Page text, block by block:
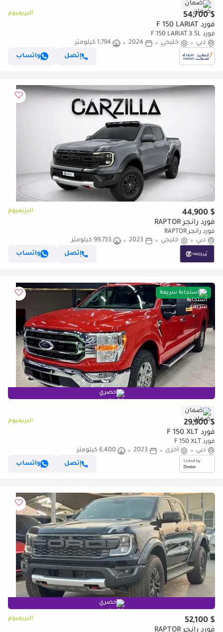
ضمان
$ 54,700 البريميوم
فورد F 150 LARIAT
فورد F 150 LARIAT 3.5L
دبي
خليجي 2024
1,794 كيلومتر
إتصل
واتساب
$ 44,900 البريميوم
فورد رانجر RAPTOR
فورد رانجر RAPTOR
دبي
خليجي 2023
99,733 كيلومتر
إتصل
واتساب
استجابة سريعة
حصري
ضمان
$ 29,900 البريميوم
فورد F 150 XLT
فورد F 150 XLT
دبي
أخرى 2023
6,400 كيلومتر
إتصل
واتساب
حصري
$ 52,100 البريميوم